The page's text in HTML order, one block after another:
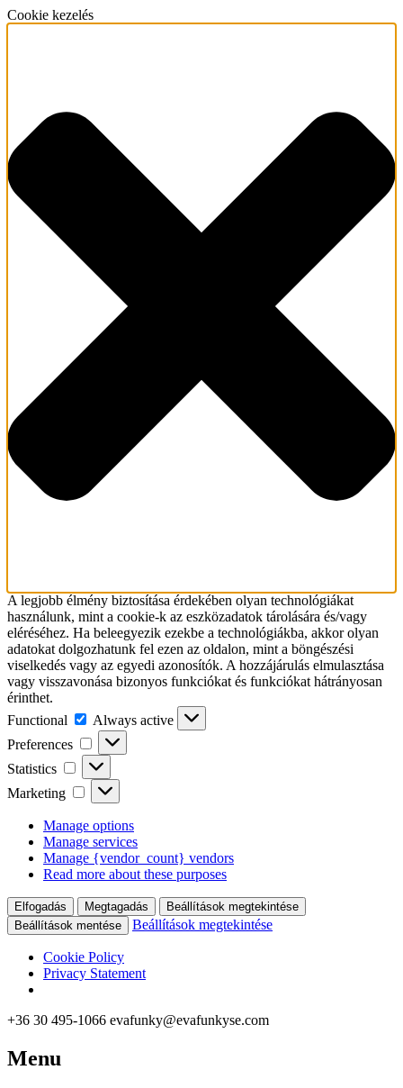
Cookie kezelés
A legjobb élmény biztosítása érdekében olyan technológiákat
használunk, mint a cookie-k az eszközadatok tárolására és/vagy
eléréséhez. Ha beleegyezik ezekbe a technológiákba, akkor olyan
adatokat dolgozhatunk fel ezen az oldalon, mint a böngészési
viselkedés vagy az egyedi azonosítók. A hozzájárulás elmulasztása
vagy visszavonása bizonyos funkciókat és funkciókat hátrányosan
érinthet.
Functional
Functional
Always active
Preferences
Preferences
Statistics Statistics
Marketing Marketing
Manage options
Manage services
Manage {vendor_count} vendors
Read more about these purposes
Elfogadás Megtagadás
Beállítások megtekintése
Beállítások mentése
Beállítások megtekintése
Cookie Policy
Privacy Statement
+36 30 495-1066 evafunky@evafunkyse.com
Ritmuscsapatok Országos Táncversenye és a Hip-Hop Unite
Menu